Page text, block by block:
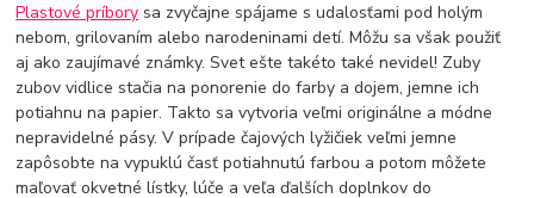
Plastové príbory sa zvyčajne spájame s udalosťami pod holým
nebom, grilovaním alebo narodeninami detí. Môžu sa však použiť
aj ako zaujímavé známky. Svet ešte takéto také nevidel! Zuby
zubov vidlice stačia na ponorenie do farby a dojem, jemne ich
potiahnu na papier. Takto sa vytvoria veľmi originálne a módne
nepravidelné pásy. V prípade čajových lyžičiek veľmi jemne
zapôsobte na vypuklú časť potiahnutú farbou a potom môžete
maľovať okvetné lístky, lúče a veľa ďalších doplnkov do